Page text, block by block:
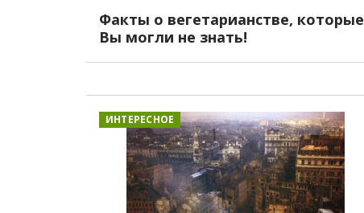
Факты о вегетарианстве, которые
Вы могли не знать!
ИНТЕРЕСНОЕ